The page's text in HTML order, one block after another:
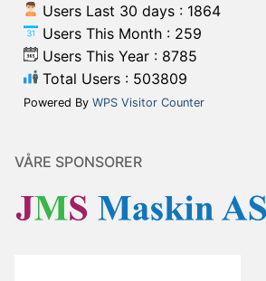
Users Last 30 days : 1864
Users This Month : 259
Users This Year : 8785
Total Users : 503809
Powered By WPS Visitor Counter
VÅRE SPONSORER